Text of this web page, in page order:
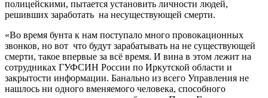
полицейскими, пытается установить личности людей,
решивших заработать на несуществующей смерти.
«Во время бунта к нам поступало много провокационных
звонков, но вот что будут зарабатывать на не существующей
смерти, такое впервые за всё время. И вина в этом лежит на
сотрудниках ГУФСИН России по Иркутской области и
закрытости информации. Банально из всего Управления не
нашлось ни одного вменяемого человека, способного